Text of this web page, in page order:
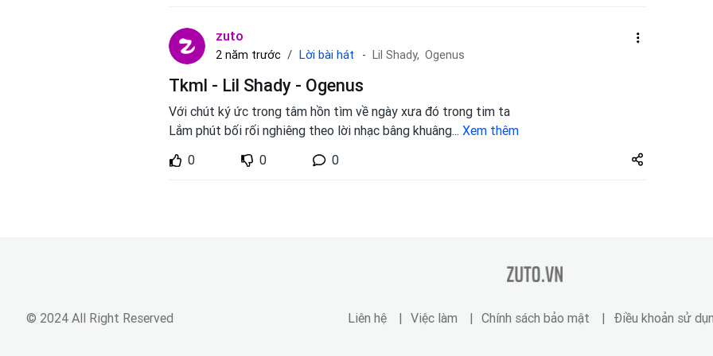
zuto
2 năm trước Lời bài hát Lil Shady, Ogenus
Tkml - Lil Shady - Ogenus
Với chút ký ức trong tâm hồn tìm về ngày xưa đó trong tim ta
Lắm phút bối rối nghiêng theo lời nhạc bâng khuâng... Xem thêm
0
0 0
Share
zuto.vn
zuto.vn
© 2024 All Right Reserved Liên hệ Việc làm Chính sách bảo mật Điều khoản sử